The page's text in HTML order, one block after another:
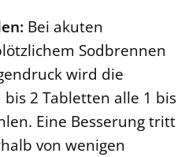
Bei akuten
Sodbrennen
wird die
2 Tabletten alle 1 bis
Eine Besserung tritt
von wenigen